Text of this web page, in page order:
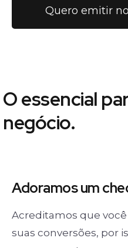
Quero emitir
O essencial
negócio.
Adoramos um
Acreditamos que
suas conversões, por